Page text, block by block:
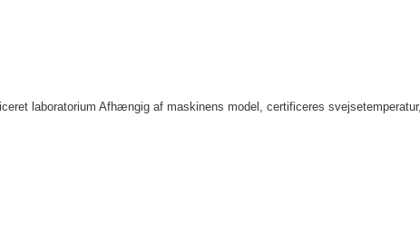
laboratorium Afhængig af maskinens model, certificeres svejsetemperatur,